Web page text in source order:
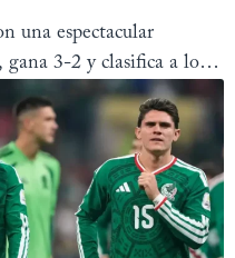
una espectacular
3-2 y clasifica a los